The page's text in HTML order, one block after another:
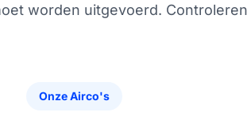
worden uitgevoerd.
Onze Airco's